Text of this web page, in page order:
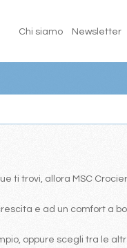
Chi siamo Newsletter
ti trovi, allora MSC
e ad un comfort a
oppure scegli tra le